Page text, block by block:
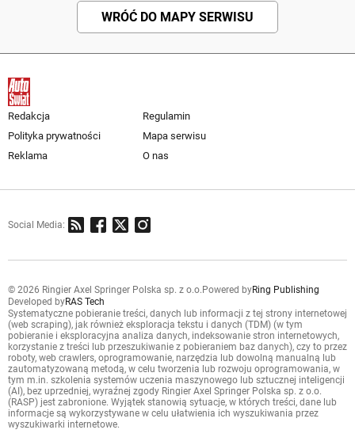
WRÓĆ DO MAPY SERWISU
Redakcja
Regulamin
Polityka prywatności
Mapa serwisu
Reklama
O nas
Social Media:
© 2026 Ringier Axel Springer Polska sp. z o.o. Powered byRing Publishing
Developed byRAS Tech
Systematyczne pobieranie treści, danych lub informacji z tej strony internetowej
(web scraping), jak również eksploracja tekstu i danych (TDM) (w tym
pobieranie i eksploracyjna analiza danych, indeksowanie stron internetowych,
korzystanie z treści lub przeszukiwanie z pobieraniem baz danych), czy to przez
roboty, web crawlers, oprogramowanie, narzędzia lub dowolną manualną lub
zautomatyzowaną metodą, w celu tworzenia lub rozwoju oprogramowania, w
tym m.in. szkolenia systemów uczenia maszynowego lub sztucznej inteligencji
(AI), bez uprzedniej, wyraźnej zgody Ringier Axel Springer Polska sp. z o.o.
(RASP) jest zabronione. Wyjątek stanowią sytuacje, w których treści, dane lub
informacje są wykorzystywane w celu ułatwienia ich wyszukiwania przez
wyszukiwarki internetowe.